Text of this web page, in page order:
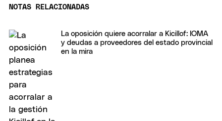
NOTAS RELACIONADAS
La oposición quiere acorralar a Kicillof: IOMA
y deudas a proveedores del estado provincial
en la mira